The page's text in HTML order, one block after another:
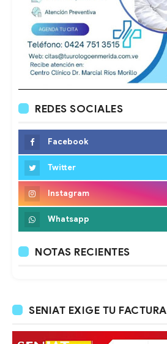
REDES SOCIALES
Facebook
Twitter
Instagram
Whatsapp
NOTAS RECIENTES
SENIAT EXIGE TU FACTURA